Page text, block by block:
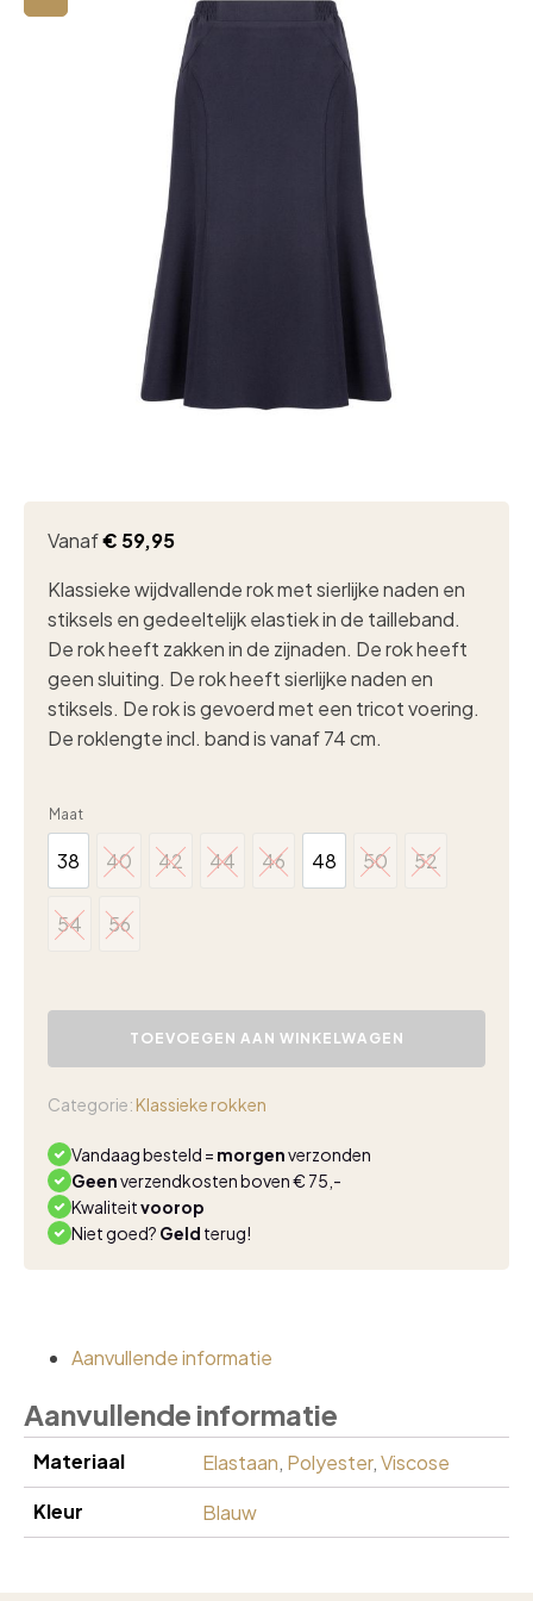
Vanaf€ 59,95
Klassieke wijdvallende rok met sierlijke naden en
stiksels en gedeeltelijk elastiek in de tailleband.
De rok heeft zakken in de zijnaden. De rok heeft
geen sluiting. De rok heeft sierlijke naden en
stiksels. De rok is gevoerd met een tricot voering.
De roklengte incl. band is vanaf 74 cm.
Maat
38
38
40
40
42
42
44
44
46
46
48
48
50
50
52
52
54
54
56
56
Casa
elastiek
marine
aantal
TOEVOEGEN AAN WINKELWAGEN
Categorie: Klassieke rokken
Vandaag besteld = morgenverzonden
Geenverzendkosten boven € 75,-
Kwaliteitvoorop
Niet goed? Geld terug!
Aanvullende informatie
Aanvullende informatie
Materiaal Elastaan, Polyester,Viscose
Kleur
Blauw